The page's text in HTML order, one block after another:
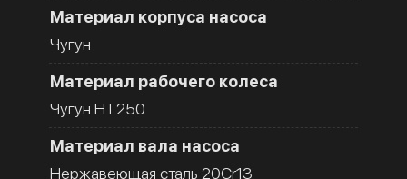
Материал корпуса насоса
Чугун
Материал рабочего колеса
Чугун HT250
Материал вала насоса
Нержавеющая сталь 20Cr13